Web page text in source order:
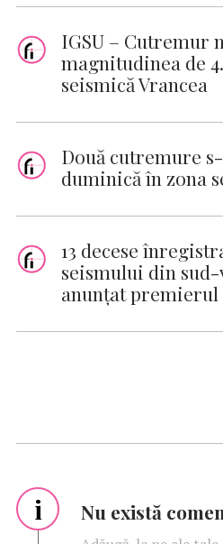
IGSU – Cutremur
magnitudinea de
seismică Vrancea
Două cutremure
duminică în zona
13 decese
seismului din sud-
anunțat premierul
i Nu există